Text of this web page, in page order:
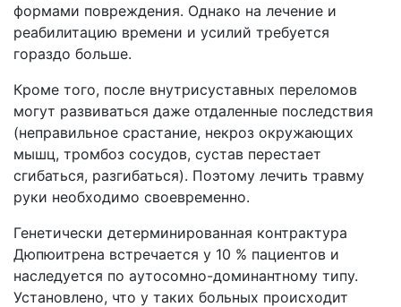
формами повреждения. Однако на лечение и
реабилитацию времени и усилий требуется
гораздо больше.
Кроме того, после внутрисуставных переломов
могут развиваться даже отдаленные последствия
(неправильное срастание, некроз окружающих
мышц, тромбоз сосудов, сустав перестает
сгибаться, разгибаться). Поэтому лечить травму
руки необходимо своевременно.
Генетически детерминированная контрактура
Дюпюитрена встречается у 10 % пациентов и
наследуется по аутосомно-доминантному типу.
Установлено, что у таких больных происходит